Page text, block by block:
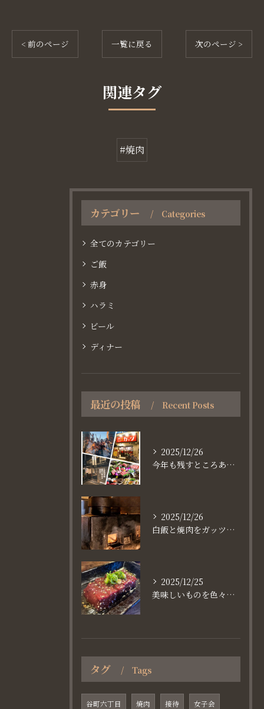
< 前のページ 一覧に戻る 次のページ >
関連タグ
#焼肉
カテゴリー Categories
全てのカテゴリー
ご飯
赤身
ハラミ
ビール
ディナー
最近の投稿 Recent Posts
2025/12/26
今年も残すところあと、6日。
2025/12/26
白飯と焼肉をガッツり食べたいなら
2025/12/25
美味しいものを色々楽しめるのが #お店で焼肉
タグ Tags
谷町六丁目 焼肉 接待 女子会